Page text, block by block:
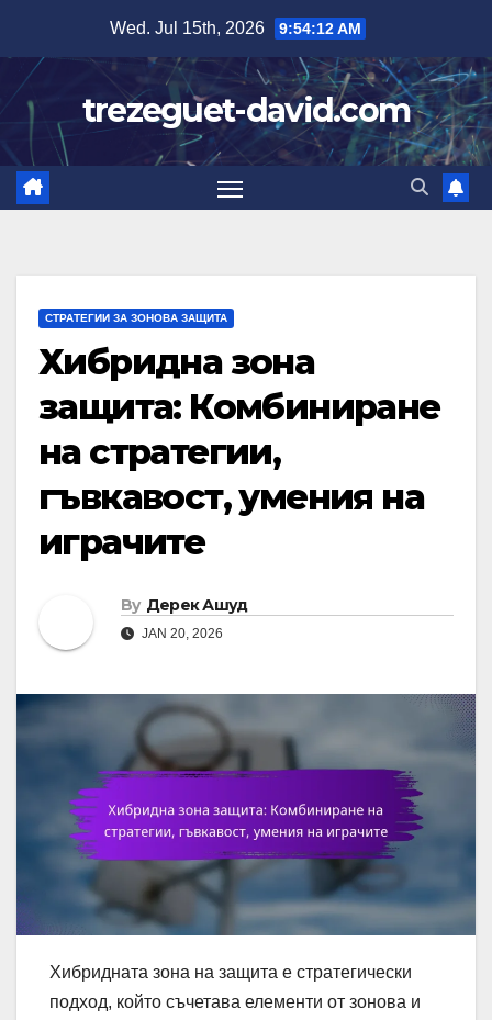
content
Wed. Jul 15th, 2026 9:54:13 AM
trezeguet-david.com
СТРАТЕГИИ ЗА ЗОНОВА ЗАЩИТА
Хибридна зона
защита: Комбиниране
на стратегии,
гъвкавост, умения на
играчите
By Дерек Ашуд
JAN 20, 2026
Хибридната зона на защита е стратегически
подход, който съчетава елементи от зонова и